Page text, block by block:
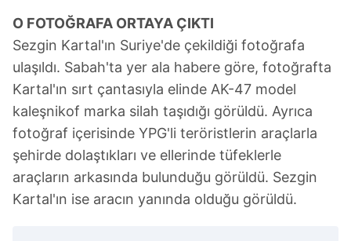
O FOTOĞRAFA ORTAYA ÇIKTI
Sezgin Kartal'ın Suriye'de çekildiği fotoğrafa
ulaşıldı. Sabah'ta yer ala habere göre, fotoğrafta
Kartal'ın sırt çantasıyla elinde AK-47 model
kaleşnikof marka silah taşıdığı görüldü. Ayrıca
fotoğraf içerisinde YPG'li teröristlerin araçlarla
şehirde dolaştıkları ve ellerinde tüfeklerle
araçların arkasında bulunduğu görüldü. Sezgin
Kartal'ın ise aracın yanında olduğu görüldü.